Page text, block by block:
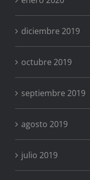
diciembre 2019
octubre 2019
septiembre 2019
agosto 2019
julio 2019